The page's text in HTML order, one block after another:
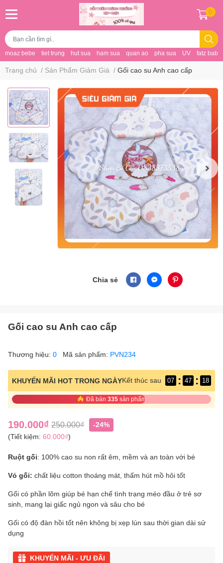
moaz bebe tiet trung hut sua ham sua quan ao pha sua UV fatz baby
0
Trang chủ / Sản Phẩm Giảm Giá / Gối cao su Anh cao cấp
Chia sẻ
Gối cao su Anh cao cấp
Thương hiệu: 0 Mã sản phẩm: PVN234
KHUYẾN MÃI HOT TRONG NGÀYKết thúc sau 07 : 47 : 17
Đã bán 335 sản phẩm
190.000₫ 250.000₫
-24%
(Tiết kiệm: 60.000₫)
Ruột gối: 100% cao su non rất êm, mềm và an toàn với bé
Vỏ gối: chất liệu cotton thoáng mát, thấm hút mồ hôi tốt
Gối có phần lõm giúp bé hạn chế tình trạng méo đầu ở trẻ sơ
sinh, mang lại giấc ngủ ngon và sâu cho bé
Gối có độ đàn hồi tốt nên không bị xẹp lún sau thời gian dài sử
dụng
KHUYẾN MÃI - ƯU ĐÃI